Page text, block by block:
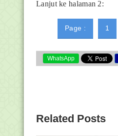
Lanjut ke halaman 2:
Page : 1
WhatsApp
Related Posts